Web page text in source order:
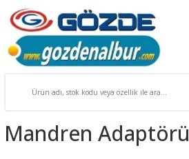
Mandren Adaptörü